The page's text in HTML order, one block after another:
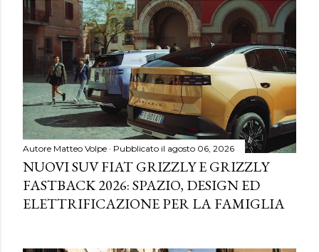
Autore Matteo Volpe Pubblicato il agosto 06, 2026
NUOVI SUV FIAT GRIZZLY E GRIZZLY
FASTBACK 2026: SPAZIO, DESIGN ED
ELETTRIFICAZIONE PER LA FAMIGLIA